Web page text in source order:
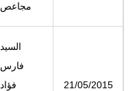
مجاعص
السيد
فارس
فؤاد
21/05/2015